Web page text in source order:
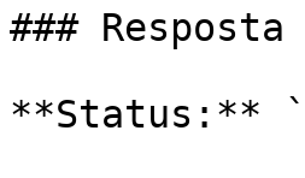
### Resposta
**Status:**